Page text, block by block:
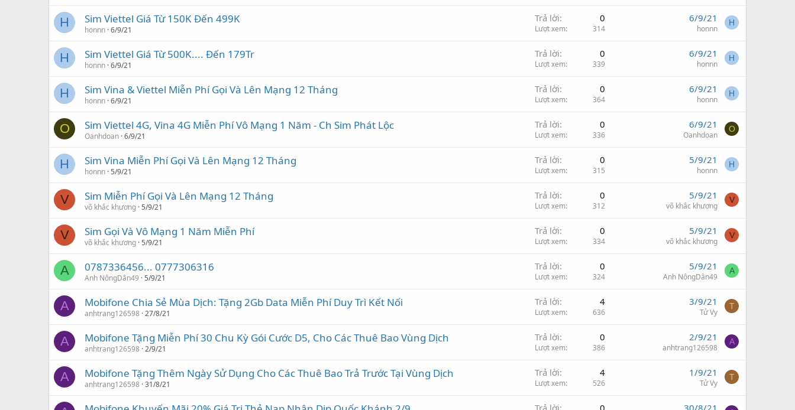
H Sim Viettel Giá Từ 150K Đến 499K
honnn 6/9/21
Trả lời 0
Lượt xem 314
6/9/21
honnn
H
H Sim Viettel Giá Từ 500K.... Đến 179Tr
honnn 6/9/21
Trả lời 0
Lượt xem 339
6/9/21
honnn
H
H Sim Vina & Viettel Miễn Phí Gọi Và Lên Mạng 12 Tháng
honnn 6/9/21
Trả lời 0
Lượt xem 364
6/9/21
honnn
H
O Sim Viettel 4G, Vina 4G Miễn Phí Vô Mạng 1 Năm - Ch Sim Phát Lộc
Oanhdoan 6/9/21
Trả lời 0
Lượt xem 336
6/9/21
Oanhdoan
O
H Sim Vina Miễn Phí Gọi Và Lên Mạng 12 Tháng
honnn 5/9/21
Trả lời 0
Lượt xem 315
5/9/21
honnn
H
V Sim Miễn Phí Gọi Và Lên Mạng 12 Tháng
võ khắc khương 5/9/21
Trả lời 0
Lượt xem 312
5/9/21
võ khắc khương
V
V Sim Gọi Và Vô Mạng 1 Năm Miễn Phí
võ khắc khương 5/9/21
Trả lời 0
Lượt xem 334
5/9/21
võ khắc khương
V
A 0787336456... 0777306316
Anh NôngDân49 5/9/21
Trả lời 0
Lượt xem 324
5/9/21
Anh NôngDân49
A
A Mobifone Chia Sẻ Mùa Dịch: Tặng 2Gb Data Miễn Phí Duy Trì Kết Nối
anhtrang126598 27/8/21
Trả lời 4
Lượt xem 636
3/9/21
Tử Vy
T
A Mobifone Tặng Miễn Phí 30 Chu Kỳ Gói Cước D5, Cho Các Thuê Bao Vùng Dịch
anhtrang126598 2/9/21
Trả lời 0
Lượt xem 386
2/9/21
anhtrang126598
A
A Mobifone Tặng Thêm Ngày Sử Dụng Cho Các Thuê Bao Trả Trước Tại Vùng Dịch
anhtrang126598 31/8/21
Trả lời 4
Lượt xem 526
1/9/21
Tử Vy
T
Trả lời 0 30/8/21